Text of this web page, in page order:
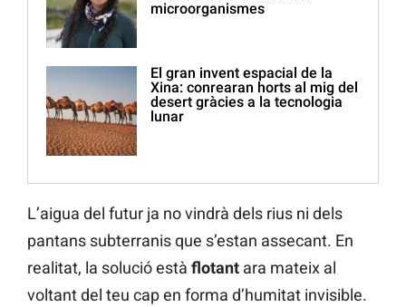
microorganismes
El gran invent espacial de la
Xina: conrearan horts al mig del
desert gràcies a la tecnologia
lunar
L’aigua del futur ja no vindrà dels rius ni dels
pantans subterranis que s’estan assecant. En
realitat, la solució està flotant ara mateix al
voltant del teu cap en forma d’humitat invisible.